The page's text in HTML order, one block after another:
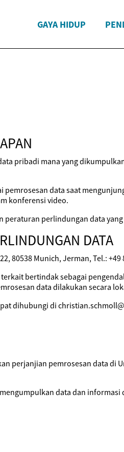
GAYA HIDUP
pribadi mana yang
data saat
konferensi video.
peraturan perlindungan data
DATA
80538 Munich, Jerman, Tel.:
bertindak sebagai
data dilakukan secara
dihubungi di
perjanjian pemrosesan data di
data dan